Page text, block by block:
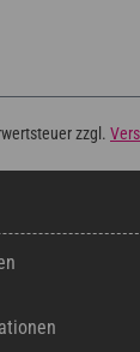
zzgl.